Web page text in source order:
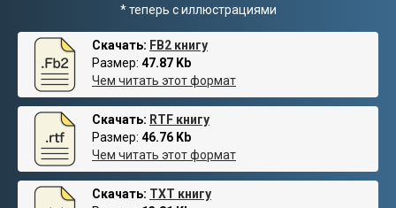
* теперь с иллюстрациями
Скачать: FB2 книгу
Размер: 47.87 Kb
Чем читать этот формат
Скачать: RTF книгу
Размер: 46.76 Kb
Чем читать этот формат
Скачать: TXT книгу